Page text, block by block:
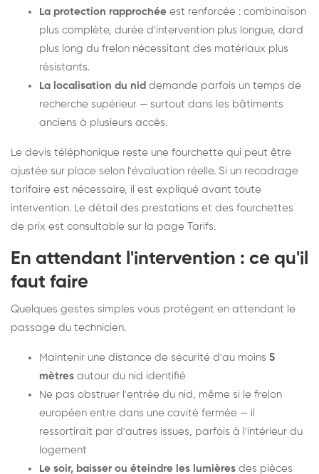
La protection rapprochée est renforcée : combinaison
plus complète, durée d'intervention plus longue, dard
plus long du frelon nécessitant des matériaux plus
résistants.
La localisation du nid demande parfois un temps de
recherche supérieur — surtout dans les bâtiments
anciens à plusieurs accès.
Le devis téléphonique reste une fourchette qui peut être
ajustée sur place selon l'évaluation réelle. Si un recadrage
tarifaire est nécessaire, il est expliqué avant toute
intervention. Le détail des prestations et des fourchettes
de prix est consultable sur la page Tarifs.
En attendant l'intervention : ce qu'il
faut faire
Quelques gestes simples vous protègent en attendant le
passage du technicien.
Maintenir une distance de sécurité d'au moins 5
mètres autour du nid identifié
Ne pas obstruer l'entrée du nid, même si le frelon
européen entre dans une cavité fermée — il
ressortirait par d'autres issues, parfois à l'intérieur du
logement
Le soir, baisser ou éteindre les lumières des pièces